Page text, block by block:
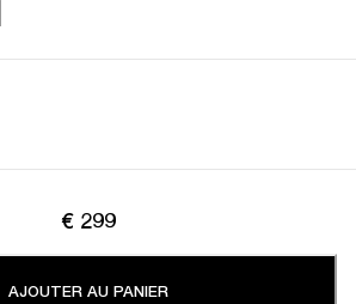
€ 299
AJOUTER AU PANIER